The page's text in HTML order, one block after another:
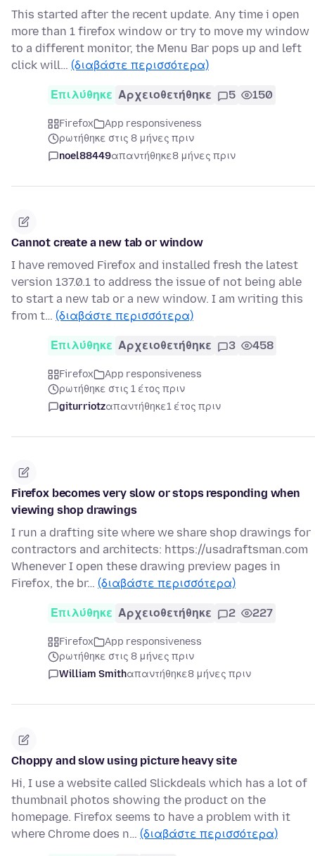
This started after the recent update. Any time i open
more than 1 firefox window or try to move my window
to a different monitor, the Menu Bar pops up and left
click will… (διαβάστε περισσότερα)
Επιλύθηκε Αρχειοθετήθηκε 5 150
Firefox
App responsiveness
ρωτήθηκε στις 8 μήνες πριν
noel88449απαντήθηκε8 μήνες πριν
Cannot create a new tab or window
I have removed Firefox and installed fresh the latest
version 137.0.1 to address the issue of not being able
to start a new tab or a new window. I am writing this
from t… (διαβάστε περισσότερα)
Επιλύθηκε Αρχειοθετήθηκε 3 458
Firefox
App responsiveness
ρωτήθηκε στις 1 έτος πριν
giturriotzαπαντήθηκε1 έτος πριν
Firefox becomes very slow or stops responding when
viewing shop drawings
I run a drafting site where we share shop drawings for
contractors and architects: https://usadraftsman.com
Whenever I open these drawing preview pages in
Firefox, the br… (διαβάστε περισσότερα)
Επιλύθηκε Αρχειοθετήθηκε 2 227
Firefox
App responsiveness
ρωτήθηκε στις 8 μήνες πριν
William Smithαπαντήθηκε8 μήνες πριν
Choppy and slow using picture heavy site
Hi, I use a website called Slickdeals which has a lot of
thumbnail photos showing the product on the
homepage. Firefox seems to have a problem with it
where Chrome does n… (διαβάστε περισσότερα)